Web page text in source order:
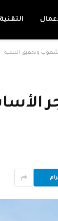
التقنية
وتحقيق التنمية